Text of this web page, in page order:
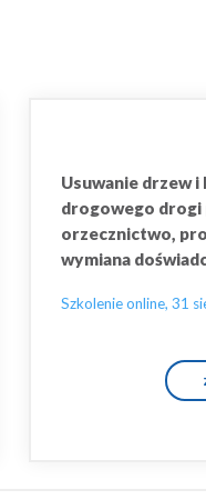
Usuwanie drzew i
drogowego drogi
orzecznictwo,
wymiana
Szkolenie online, 31